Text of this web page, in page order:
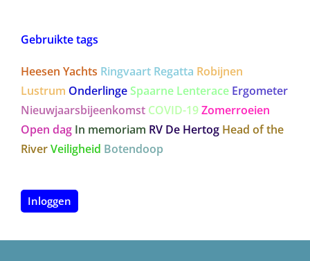
Gebruikte tags
Heesen Yachts Ringvaart Regatta Robijnen
Lustrum Onderlinge Spaarne Lenterace Ergometer
Nieuwjaarsbijeenkomst COVID-19Zomerroeien
Open dag In memoriam RV De Hertog Head of the
RiverVeiligheid Botendoop
Inloggen